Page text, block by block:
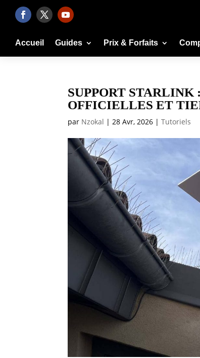
Accueil Guides Prix & Forfaits
SUPPORT
OFFICIELLES ET
par Nzokal | 28 Avr, 2026 |Tutoriels